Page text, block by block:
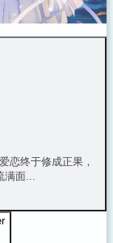
恋终于修成正果，
面...